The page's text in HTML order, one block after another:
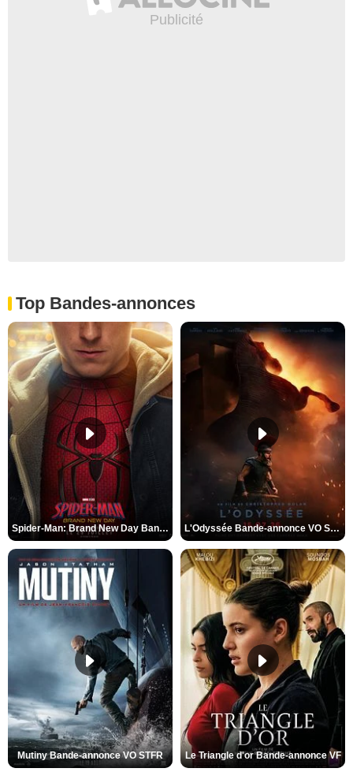
Top Bandes-annonces
Spider-Man: Brand New Day Bande-annonce VO STFR L'Odyssée Bande-annonce VO STFR
Mutiny Bande-annonce VO STFR Le Triangle d'or Bande-annonce VF